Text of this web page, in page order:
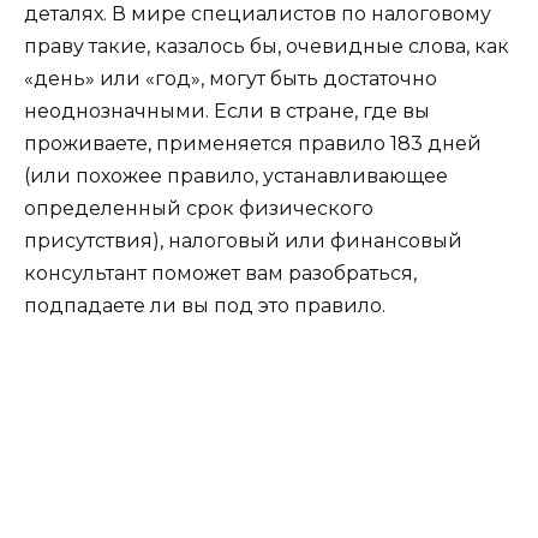
деталях. В мире специалистов по налоговому
праву такие, казалось бы, очевидные слова, как
«день» или «год», могут быть достаточно
неоднозначными. Если в стране, где вы
проживаете, применяется правило 183 дней
(или похожее правило, устанавливающее
определенный срок физического
присутствия), налоговый или финансовый
консультант поможет вам разобраться,
подпадаете ли вы под это правило.